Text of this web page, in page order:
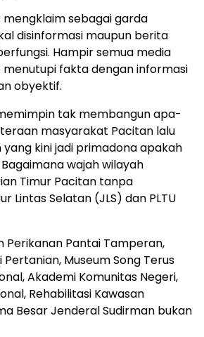
mengklaim sebagai garda
disinformasi maupun berita
Hampir semua media
menutupi fakta dengan informasi
obyektif.
tak membangun apa-
masyarakat Pacitan lalu
kini jadi primadona apakah
wajah wilayah
Timur Pacitan tanpa
Lintas Selatan (JLS) dan PLTU
Perikanan Pantai Tamperan,
Museum Song Terus
Akademi Komunitas Negeri,
Rehabilitasi Kawasan
Besar Jenderal Sudirman bukan